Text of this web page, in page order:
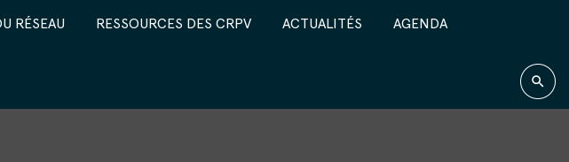
RÉSEAU RESSOURCES DES CRPV ACTUALITÉS
AGENDA